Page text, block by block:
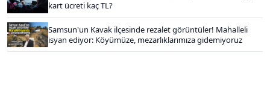
kart ücreti kaç TL?
Samsun'un Kavak ilçesinde rezalet görüntüler! Mahalleli
isyan ediyor: Köyümüze, mezarlıklarımıza gidemiyoruz